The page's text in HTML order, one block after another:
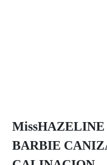
MissHAZELINE
BARBIE